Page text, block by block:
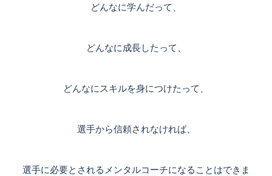
どんなに学んだって、
どんなに成長したって、
どんなにスキルを身につけたって、
選手から信頼されなければ、
選手に必要とされるメンタルコーチになることはできま